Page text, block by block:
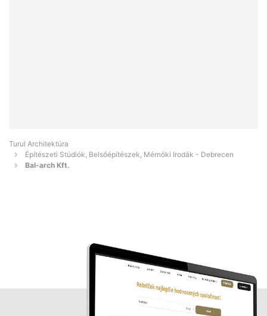
Turul Architektúra
Építészeti Stúdiók, Belsőépítészek, Mérnöki Irodák - Debrecen
Bal-arch Kft.